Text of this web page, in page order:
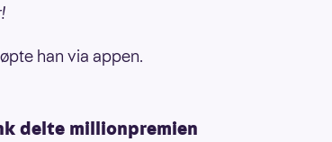
han via appen.
delte millionpremien